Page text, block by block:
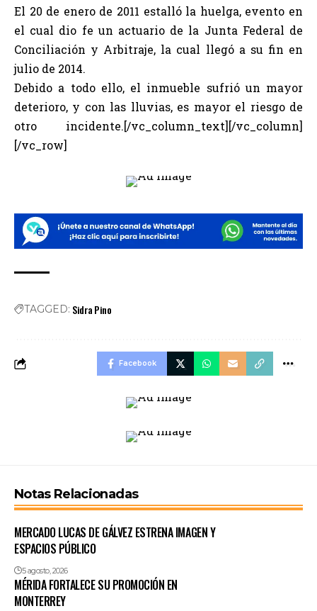
El 20 de enero de 2011 estalló la huelga, evento en
el cual dio fe un actuario de la Junta Federal de
Conciliación y Arbitraje, la cual llegó a su fin en
julio de 2014.
Debido a todo ello, el inmueble sufrió un mayor
deterioro, y con las lluvias, es mayor el riesgo de
otro incidente.[/vc_column_text][/vc_column]
[/vc_row]
TAGGED: Sidra Pino
Facebook
Notas Relacionadas
MERCADO LUCAS DE GÁLVEZ ESTRENA IMAGEN Y
ESPACIOS PÚBLICO
5 agosto, 2026
MÉRIDA FORTALECE SU PROMOCIÓN EN
MONTERREY